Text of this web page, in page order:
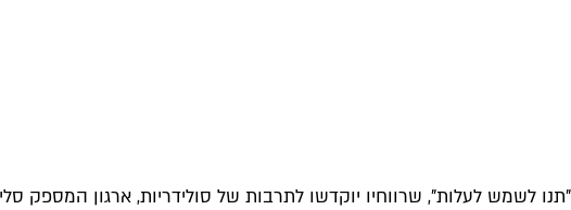
"תנו לשמש לעלות", שרווחיו יוקדשו לתרבות של סולידריות, ארגון המספק